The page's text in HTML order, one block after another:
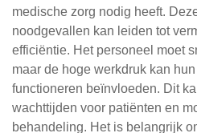
medische zorg nodig heeft.
noodgevallen kan leiden tot
efficiëntie. Het personeel moet
maar de hoge werkdruk kan
functioneren beïnvloeden. Dit
wachttijden voor patiënten en
behandeling. Het is belangrijk